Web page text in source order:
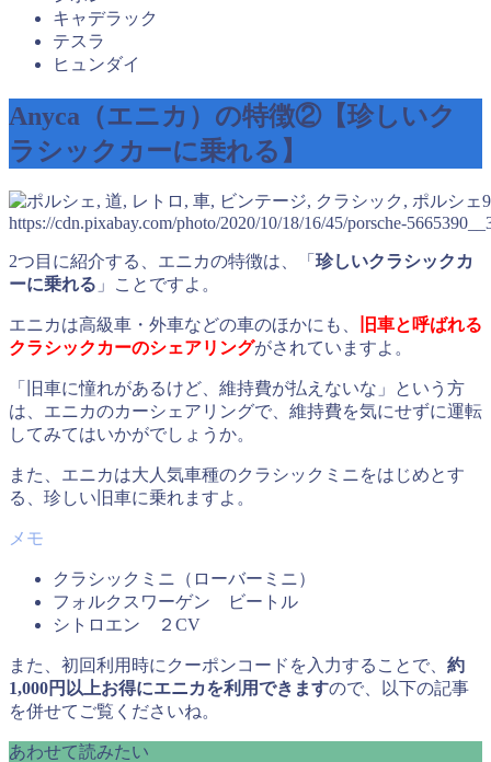
キャデラック
テスラ
ヒュンダイ
Anyca（エニカ）の特徴②【珍しいク
ラシックカーに乗れる】
https://cdn.pixabay.com/photo/2020/10/18/16/45/porsche-
2つ目に紹介する、エニカの特徴は、「 珍しいクラシックカ
ーに乗れる 」ことですよ。
エニカは高級車・外車などの車のほかにも、
旧車と呼ばれる
クラシックカーのシェアリングがされていますよ。
「旧車に憧れがあるけど、維持費が払えないな」という方
は、エニカのカーシェアリングで、維持費を気にせずに運転
してみてはいかがでしょうか。
また、エニカは大人気車種のクラシックミニをはじめとす
る、珍しい旧車に乗れますよ。
クラシックミニ（ローバーミニ）
フォルクスワーゲン ビートル
シトロエン ２CV
また、初回利用時にクーポンコードを入力することで、 約
1,000円以上お得にエニカを利用できますので、以下の記事
を併せてご覧くださいね。
あわせて読みたい